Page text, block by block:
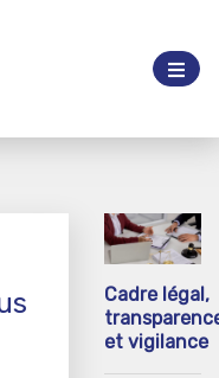
Cadre légal,
et vigilance